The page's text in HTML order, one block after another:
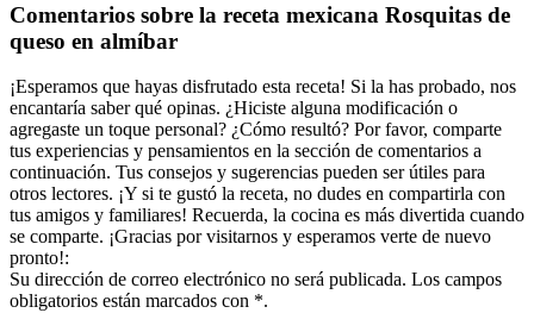
con
los
lectores
Comentarios sobre la receta mexicana Rosquitas de
queso en almíbar
¡Esperamos que hayas disfrutado esta receta! Si la has probado, nos
encantaría saber qué opinas. ¿Hiciste alguna modificación o
agregaste un toque personal? ¿Cómo resultó? Por favor, comparte
tus experiencias y pensamientos en la sección de comentarios a
continuación. Tus consejos y sugerencias pueden ser útiles para
otros lectores. ¡Y si te gustó la receta, no dudes en compartirla con
tus amigos y familiares! Recuerda, la cocina es más divertida cuando
se comparte. ¡Gracias por visitarnos y esperamos verte de nuevo
pronto!:
Su dirección de correo electrónico no será publicada. Los campos
obligatorios están marcados con *.